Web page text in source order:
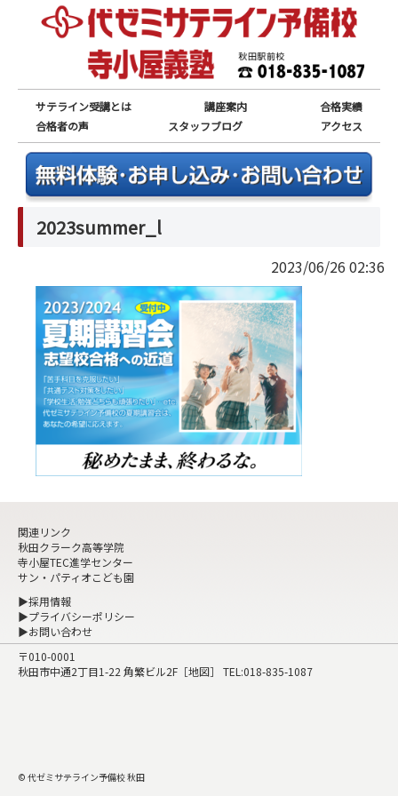
サテライン受講とは 講座案内
合格実績
合格者の声
スタッフブログ アクセス
2023summer_l
2023/06/26 02:36
関連リンク
秋田クラーク高等学院
寺小屋TEC進学センター
サン・パティオこども園
▶採用情報
▶プライバシーポリシー
▶お問い合わせ
〒010-0001
秋田市中通2丁目1-22 角繁ビル2F［地図］ TEL:018-835-1087
© 代ゼミサテライン予備校 秋田